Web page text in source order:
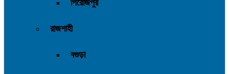
পিরোজপুর
রাজশাহী
বগুড়া